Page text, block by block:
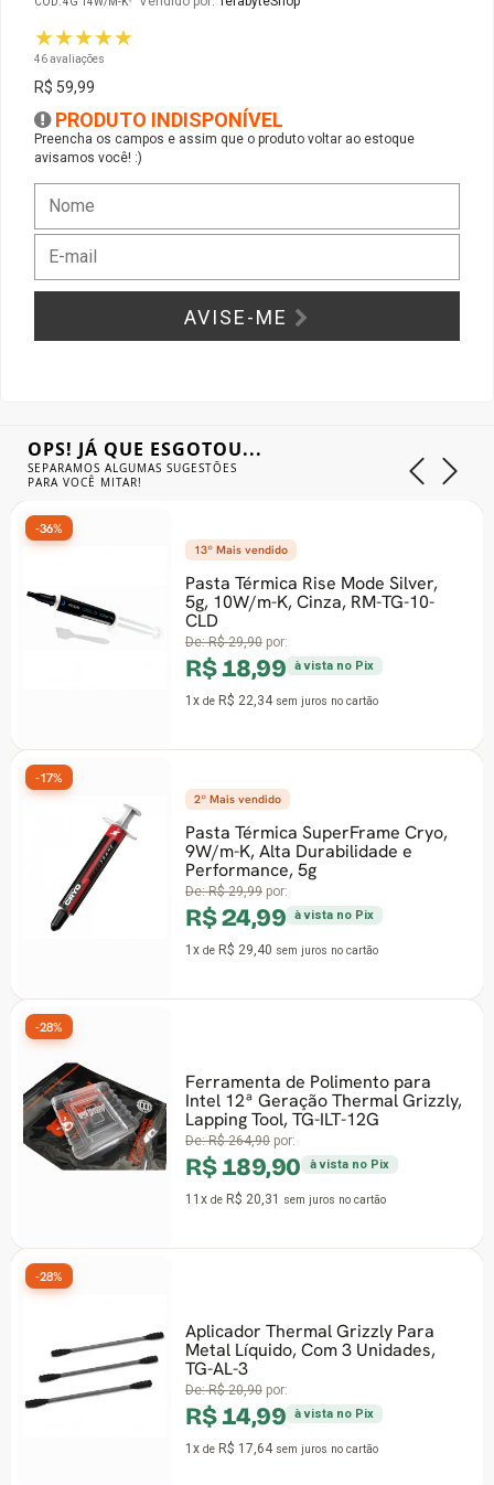
★★★★★
46 avaliações
R$ 59,99
PRODUTO INDISPONÍVEL
Preencha os campos e assim que o produto voltar ao estoque
avisamos você! :)
AVISE-ME
OPS! JÁ QUE ESGOTOU...
SEPARAMOS ALGUMAS SUGESTÕES
PARA VOCÊ MITAR!
13º Mais vendido
Pasta Térmica Rise Mode Silver,
5g, 10W/m-K, Cinza, RM-TG-10-
CLD
De:R$ 29,90por:
R$ 18,99 à vista no Pix
1xdeR$ 22,34sem juros no cartão
-36%
2º Mais vendido
Pasta Térmica SuperFrame Cryo,
9W/m-K, Alta Durabilidade e
Performance, 5g
De:R$ 29,99por:
R$ 24,99 à vista no Pix
1xdeR$ 29,40sem juros no cartão
-17%
Ferramenta de Polimento para
Intel 12ª Geração Thermal Grizzly,
Lapping Tool, TG-ILT-12G
De:R$ 264,90por:
R$ 189,90 à vista no Pix
11xdeR$ 20,31sem juros no cartão
-28%
Aplicador Thermal Grizzly Para
Metal Líquido, Com 3 Unidades,
TG-AL-3
De:R$ 20,90por:
R$ 14,99 à vista no Pix
1xdeR$ 17,64sem juros no cartão
-28%
Gabinete Liketec
Fonte Thermaltake
Ver Todos